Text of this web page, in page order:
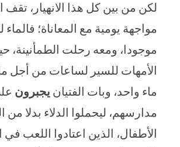
لكن من بين كل هذا الانهيار، تقف
مواجهة يومية مع المعاناة؛ فالماء
موجودا، ومعه رحلت الطمأنينة،
الأمهات للسير لساعات من أجل
ماء واحد، وبات الفتيان يجبرون
مدارسهم، ليحملوا الدلاء بدلا من
الأطفال، الذين اعتادوا اللعب في